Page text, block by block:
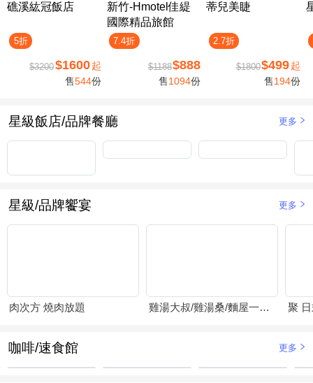
礁溪紘冠飯店
5折
$3200$1600 起
售544份
新竹-Hmotel佳緹
國際精品旅館
7.4折
$1188$888
售1094份
蒂兒美睫
2.7折
$1800$499 起
售194份
星級飯店/品牌餐廳 更多
星級/品牌饗宴 更多
肉次方 燒肉放題 雞湯大叔/雞湯桑/麵屋一燈/賴山嶼 聚
咖啡/速食館 更多